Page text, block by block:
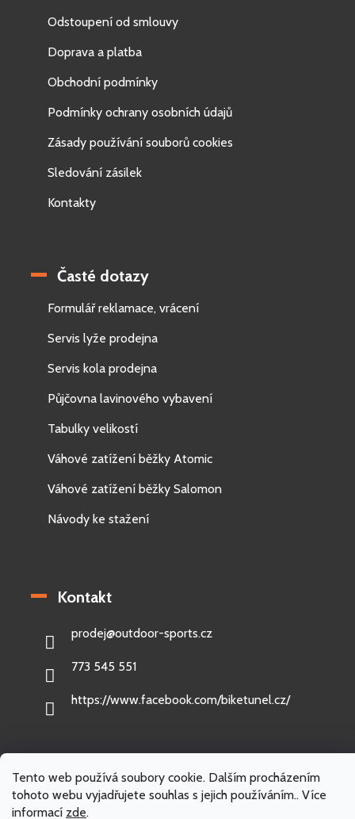
Tento web používá soubory cookie. Dalším procházením
tohoto webu vyjadřujete souhlas s jejich používáním.. Více
informací zde.
Odstoupení od smlouvy
Doprava a platba
Obchodní podmínky
Podmínky ochrany osobních údajů
Zásady používání souborů cookies
Sledování zásilek
Kontakty
Časté dotazy
Formulář reklamace, vrácení
Servis lyže prodejna
Servis kola prodejna
Půjčovna lavinového vybavení
Tabulky velikostí
Váhové zatížení běžky Atomic
Váhové zatížení běžky Salomon
Návody ke stažení
Kontakt
prodej@outdoor-sports.cz
773 545 551
https://www.facebook.com/biketunel.cz/
Vytvořil Shoptet